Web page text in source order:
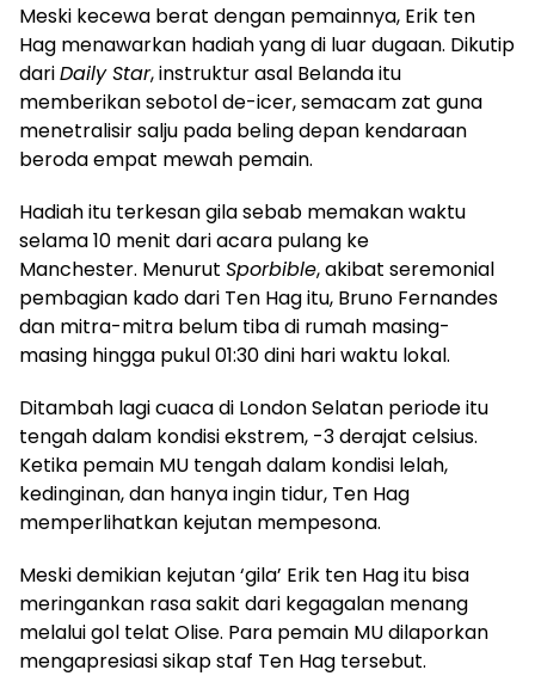
Meski kecewa berat dengan pemainnya, Erik ten
Hag menawarkan hadiah yang di luar dugaan. Dikutip
dariDaily Star, instruktur asal Belanda itu
memberikan sebotol de-icer, semacam zat guna
menetralisir salju pada beling depan kendaraan
beroda empat mewah pemain.
Hadiah itu terkesan gila sebab memakan waktu
selama 10 menit dari acara pulang ke
Manchester. Menurut Sporbible, akibat seremonial
pembagian kado dari Ten Hag itu, Bruno Fernandes
dan mitra-mitra belum tiba di rumah masing-
masing hingga pukul 01:30 dini hari waktu lokal.
Ditambah lagi cuaca di London Selatan periode itu
tengah dalam kondisi ekstrem, -3 derajat celsius.
Ketika pemain MU tengah dalam kondisi lelah,
kedinginan, dan hanya ingin tidur, Ten Hag
memperlihatkan kejutan mempesona.
Meski demikian kejutan ‘gila’ Erik ten Hag itu bisa
meringankan rasa sakit dari kegagalan menang
melalui gol telat Olise. Para pemain MU dilaporkan
mengapresiasi sikap staf Ten Hag tersebut.